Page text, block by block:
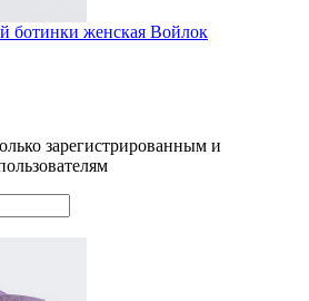
ботинки женская Войлок
зарегистрированным и